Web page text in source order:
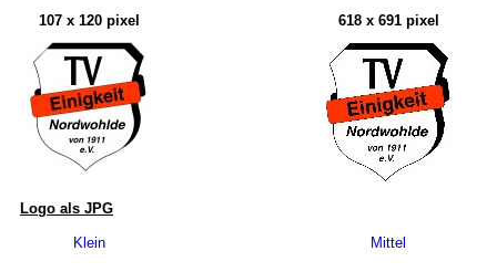
107 x 120 pixel 618 x 691 pixel
Logo als JPG
Klein Mittel